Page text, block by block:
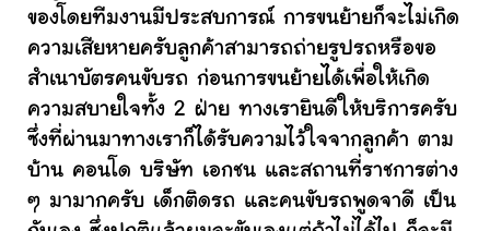
ของโดยทีมงานมีประสบการณ์ การขนย้ายก็จะไม่เกิด
ความเสียหายครับลูกค้าสามารถถ่ายรูปรถหรือขอ
สำเนาบัตรคนขับรถ ก่อนการขนย้ายได้เพื่อให้เกิด
ความสบายใจทั้ง 2 ฝ่าย ทางเรายินดีให้บริการครับ
ซึ่งที่ผ่านมาทางเราก็ได้รับความไว้ใจจากลูกค้า ตาม
บ้าน คอนโด บริษัท เอกชน และสถานที่ราชการต่าง
ๆ มามากครับ เด็กติดรถ และคนขับรถพูดจาดี เป็น